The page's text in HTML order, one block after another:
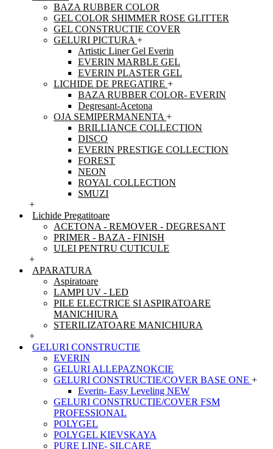
BAZA RUBBER COLOR
GEL COLOR SHIMMER ROSE GLITTER
GEL CONSTRUCTIE COVER
GELURI PICTURA +
Artistic Liner Gel Everin
EVERIN MARBLE GEL
EVERIN PLASTER GEL
LICHIDE DE PREGATIRE +
BAZA RUBBER COLOR- EVERIN
Degresant-Acetona
OJA SEMIPERMANENTA +
BRILLIANCE COLLECTION
DISCO
EVERIN PRESTIGE COLLECTION
FOREST
NEON
ROYAL COLLECTION
SMUZI
+
Lichide Pregatitoare
ACETONA - REMOVER - DEGRESANT
PRIMER - BAZA - FINISH
ULEI PENTRU CUTICULE
+
APARATURA
Aspiratoare
LAMPI UV - LED
PILE ELECTRICE SI ASPIRATOARE
MANICHIURA
STERILIZATOARE MANICHIURA
+
GELURI CONSTRUCTIE
EVERIN
GELURI ALLEPAZNOKCIE
GELURI CONSTRUCTIE/COVER BASE ONE +
Everin- Easy Leveling NEW
GELURI CONSTRUCTIE/COVER FSM
PROFESSIONAL
POLYGEL
POLYGEL KIEVSKAYA
PURE LINE- SILCARE